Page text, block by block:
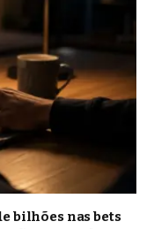
bilhões nas bets